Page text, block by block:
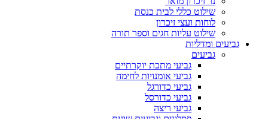
שילוט כללי לבית כנסת
לוחות ועצי זיכרון
שילוט עליות חגים וספר תורה
גביעים ומדליות
גביעים
גביעי מתכת יוקרתיים
גביעי אומנויות לחימה
גביעי כדורגל
גביעי כדורסל
גביעי ריצה